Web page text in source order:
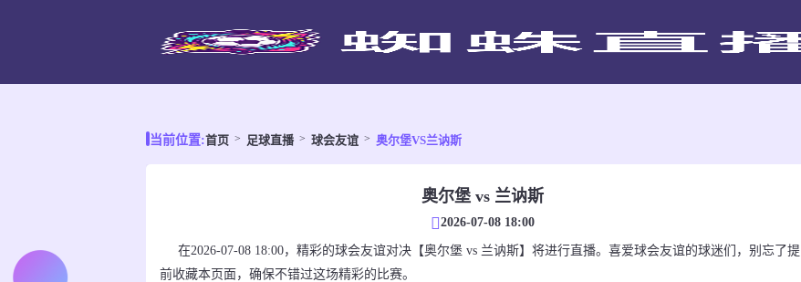
当前位置:首页 足球直播 球会友谊 奥尔堡VS兰讷斯
奥尔堡 vs 兰讷斯
2026-07-08 18:00
在2026-07-08 18:00，精彩的球会友谊对决【奥尔堡 vs 兰讷斯】将进行直播。喜爱球会友谊的球迷们，别忘了提
前收藏本页面，确保不错过这场精彩的比赛。